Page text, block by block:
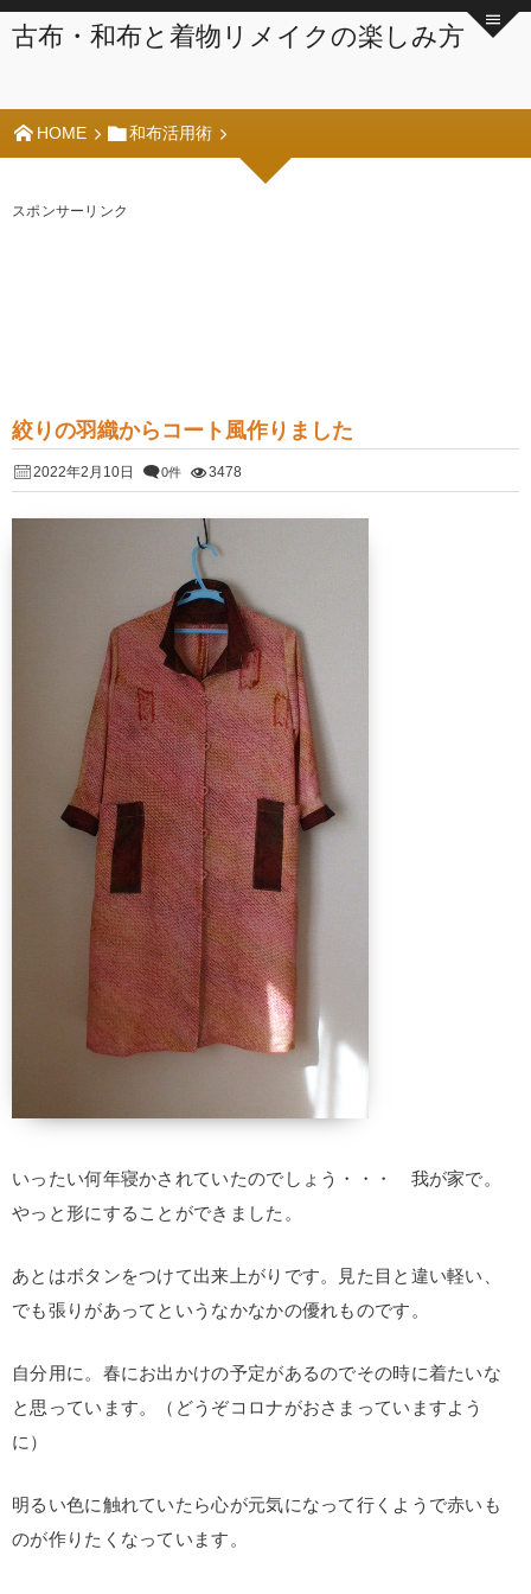
古布・和布と着物リメイクの楽しみ方
HOME 和布活用術
スポンサーリンク
絞りの羽織からコート風作りました
2022年2月10日 0件 3478
いったい何年寝かされていたのでしょう・・・ 我が家で。
やっと形にすることができました。
あとはボタンをつけて出来上がりです。見た目と違い軽い、
でも張りがあってというなかなかの優れものです。
自分用に。春にお出かけの予定があるのでその時に着たいな
と思っています。（どうぞコロナがおさまっていますよう
に）
明るい色に触れていたら心が元気になって行くようで赤いも
のが作りたくなっています。